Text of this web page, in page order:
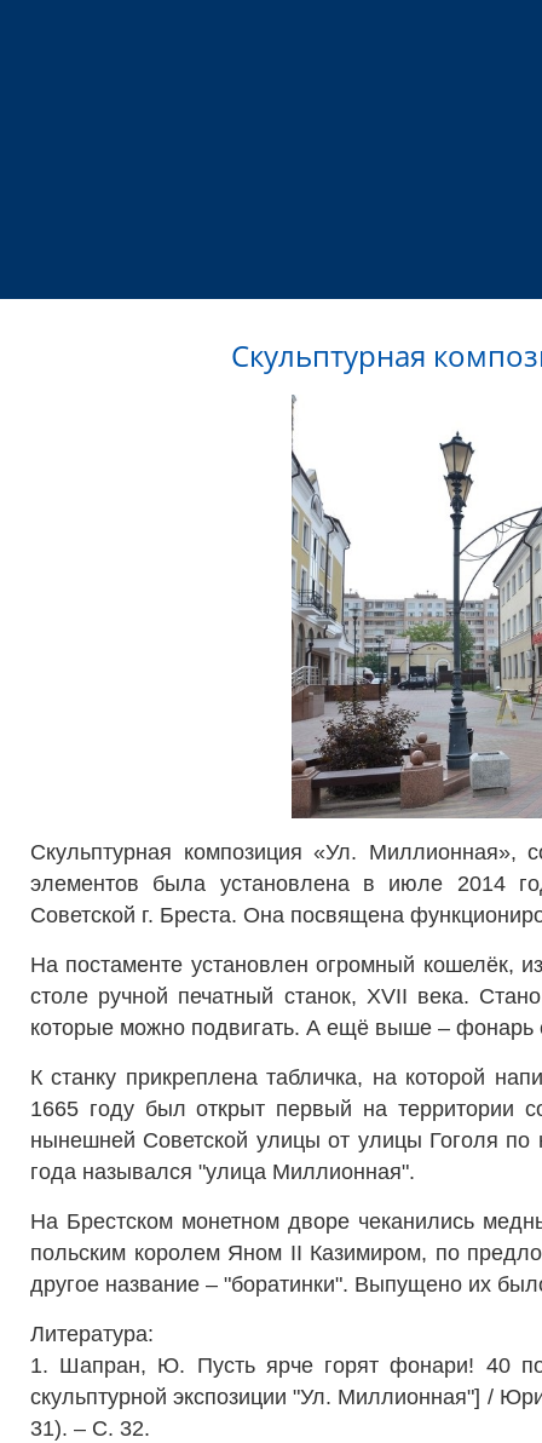
Скульптурная
Скульптурная композиция «Ул. Миллионная»,
элементов была установлена в июле 2014
Советской г. Бреста. Она посвящена
На постаменте установлен огромный кошелёк,
столе ручной печатный станок, XVII века.
которые можно подвигать. А ещё выше – фонарь
К станку прикреплена табличка, на которой
1665 году был открыт первый на территории
нынешней Советской улицы от улицы Гоголя
года назывался "улица Миллионная".
На Брестском монетном дворе чеканились
польским королем Яном II Казимиром, по
другое название – "боратинки". Выпущено их
Литература:
1. Шапран, Ю. Пусть ярче горят фонари! 40
скульптурной экспозиции "Ул. Миллионная"] /
31). – С. 32.